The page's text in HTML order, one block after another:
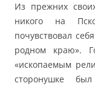
Из прежних
никого на
почувствовал
родном краю».
«ископаемым
сторонушке